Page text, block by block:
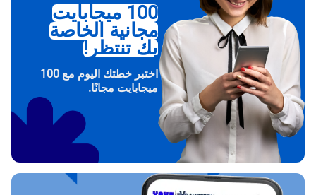
100 ميجابايت
مجانية الخاصة
بك تنتظر!
اختبر خطتك اليوم مع 100
ميجابايت مجانًا.